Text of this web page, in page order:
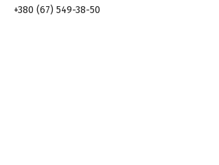
+380 (67) 549-38-50